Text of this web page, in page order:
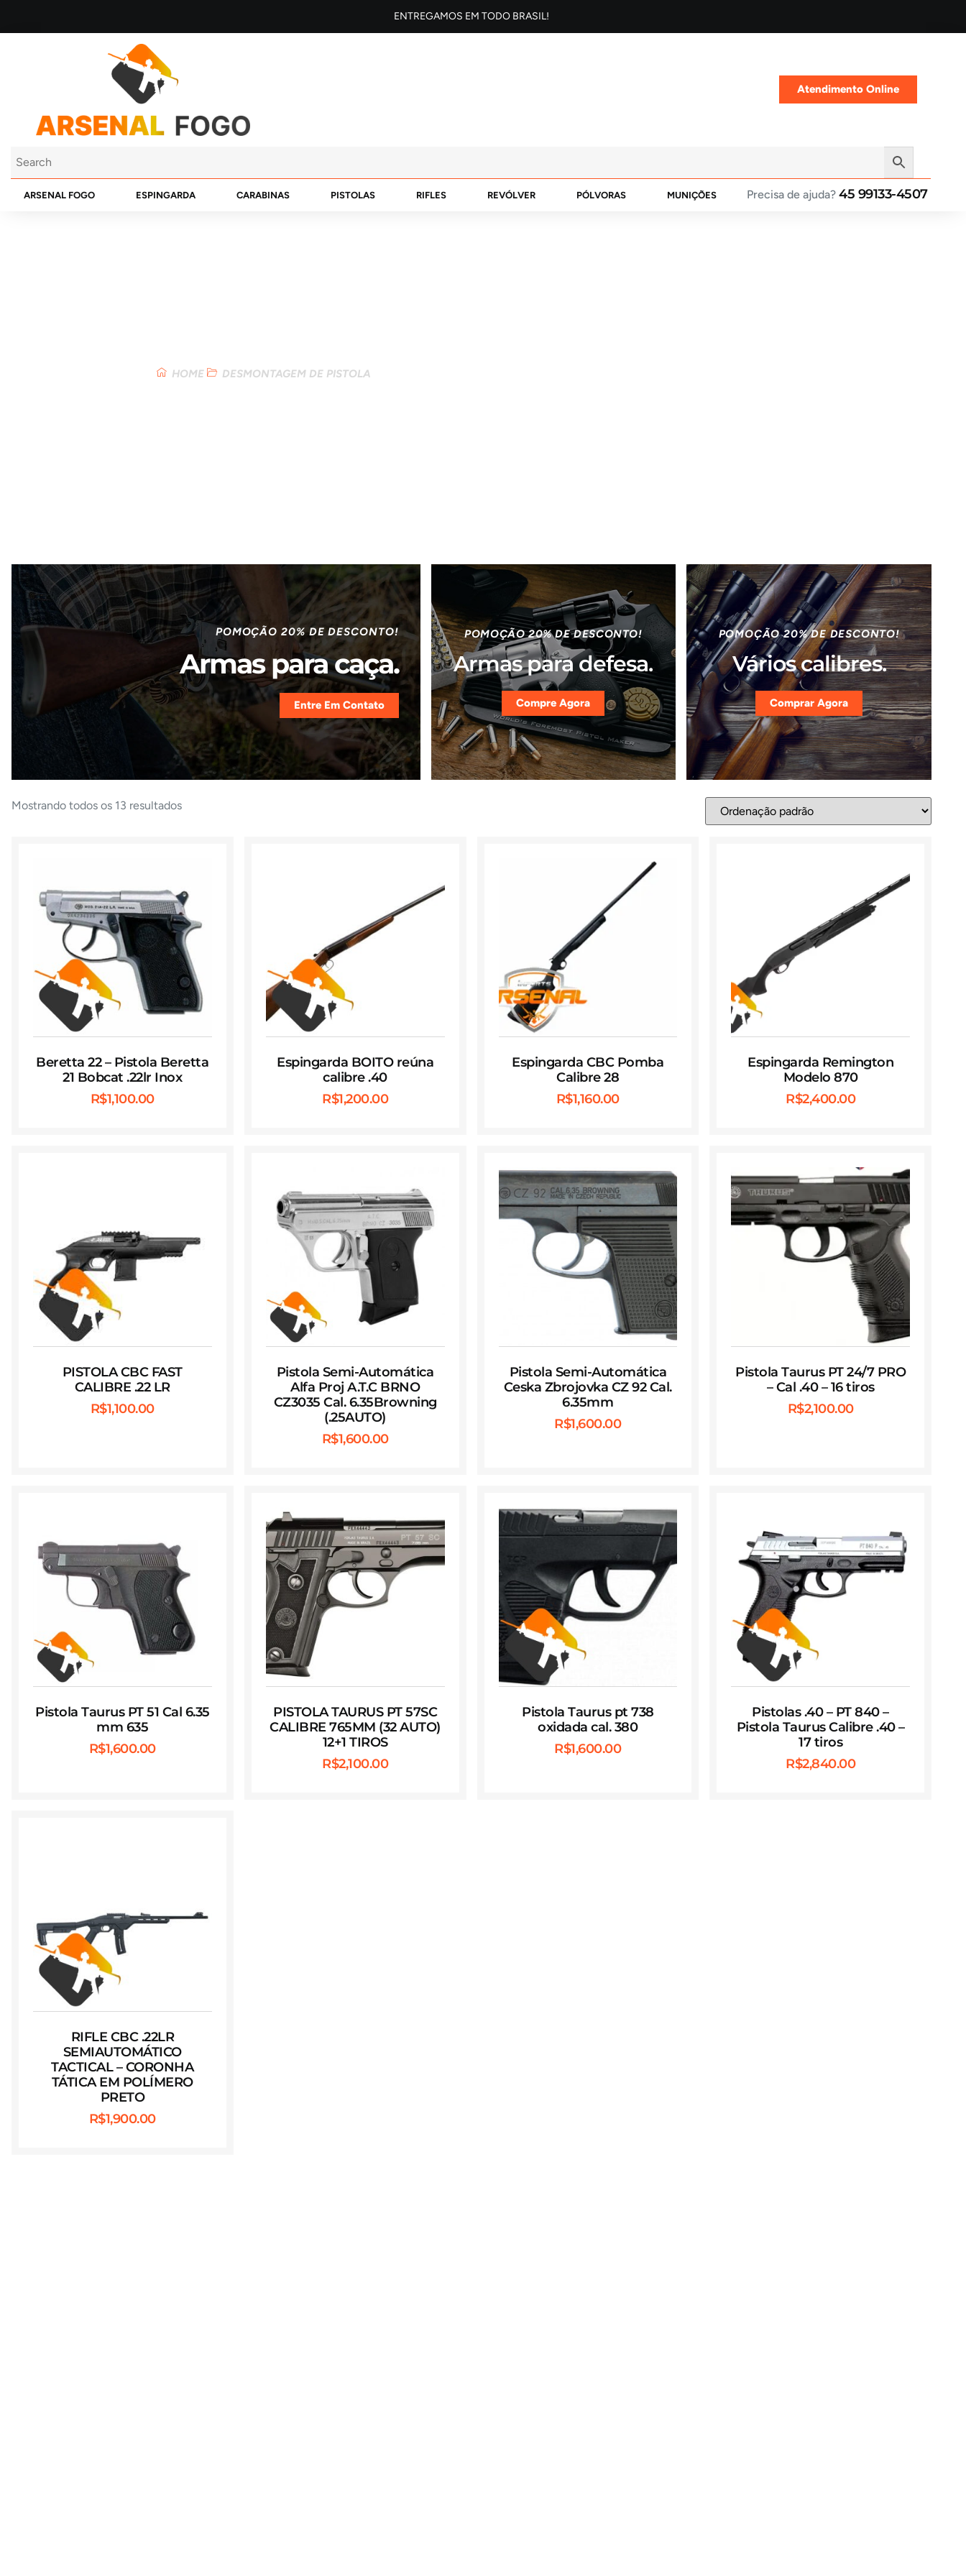
ENTREGAMOS EM TODO BRASIL!
Atendimento Online
ARSENAL FOGO ESPINGARDA CARABINAS PISTOLAS RIFLES REVÓLVER PÓLVORAS MUNIÇÕES Precisa de ajuda? 45 99133-4507
HOME DESMONTAGEM DE PISTOLA
POMOÇÃO 20% DE DESCONTO!
Armas para caça.
Entre Em Contato
POMOÇÃO 20% DE DESCONTO!
Armas para defesa.
Compre Agora
POMOÇÃO 20% DE DESCONTO!
Vários calibres.
Comprar Agora
Mostrando todos os 13 resultados
Beretta 22 – Pistola Beretta
21 Bobcat .22lr Inox
R$1,100.00
Espingarda BOITO reúna
calibre .40
R$1,200.00
Espingarda CBC Pomba
Calibre 28
R$1,160.00
Espingarda Remington
Modelo 870
R$2,400.00
PISTOLA CBC FAST
CALIBRE .22 LR
R$1,100.00
Pistola Semi-Automática
Alfa Proj A.T.C BRNO
CZ3035 Cal. 6.35Browning
(.25AUTO)
R$1,600.00
Pistola Semi-Automática
Ceska Zbrojovka CZ 92 Cal.
6.35mm
R$1,600.00
Pistola Taurus PT 24/7 PRO
– Cal .40 – 16 tiros
R$2,100.00
Pistola Taurus PT 51 Cal 6.35
mm 635
R$1,600.00
PISTOLA TAURUS PT 57SC
CALIBRE 765MM (32 AUTO)
12+1 TIROS
R$2,100.00
Pistola Taurus pt 738
oxidada cal. 380
R$1,600.00
Pistolas .40 – PT 840 –
Pistola Taurus Calibre .40 –
17 tiros
R$2,840.00
RIFLE CBC .22LR
SEMIAUTOMÁTICO
TACTICAL – CORONHA
TÁTICA EM POLÍMERO
PRETO
R$1,900.00